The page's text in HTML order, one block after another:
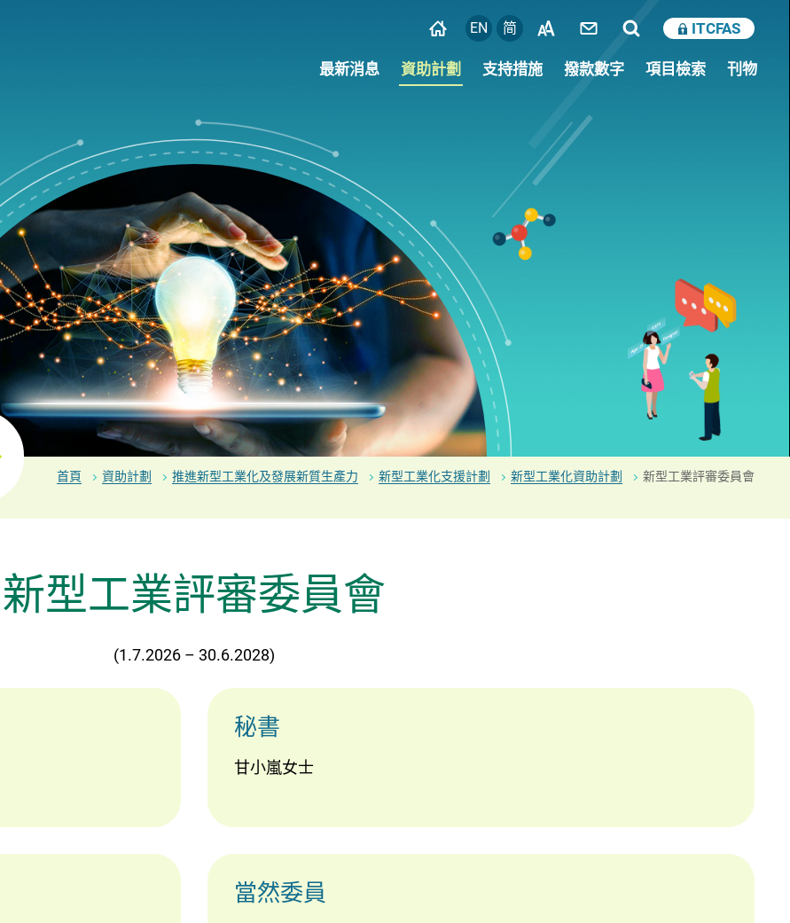
EN 简 ITCFAS
最新消息 資助計劃
推動科技應用
公營機構試用計劃
推進新型工業化及發展新質生產力
新型工業加速計劃
新型工業化支援計劃
創科產業引導基金
支援科技初創企業
創科創投基金
產學研1+計劃
創科加速器先導計劃
培養創科文化
一般支援計劃
支持措施
大學科技初創企業資助計劃
撥款數字 項目檢索 刊物
知識產權安排指引
獲款機構的審計師須知
首頁 資助計劃 推進新型工業化及發展新質生產力 新型工業化支援計劃 新型工業化資助計劃 新型工業評審委員會
新型工業評審委員會
(1.7.2026 – 30.6.2028)
秘書
甘小嵐女士
當然委員
加速器
用
力
發
作
化
務